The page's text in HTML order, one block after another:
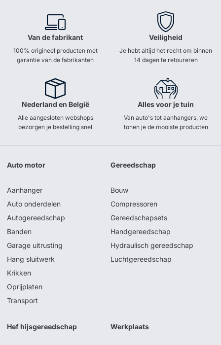
Van de fabrikant
100% origineel producten met
garantie van de fabrikanten
Veiligheid
Je hebt altijd het recht om binnen
14 dagen te retoureren
Nederland en België
Alle aangesloten webshops
bezorgen je bestelling snel
Alles voor je tuin
Van auto's tot aanhangers, we
tonen je de mooiste producten
Auto motor
Aanhanger
Auto onderdelen
Autogereedschap
Banden
Garage uitrusting
Hang sluitwerk
Krikken
Oprijplaten
Transport
Gereedschap
Bouw
Compressoren
Gereedschapsets
Handgereedschap
Hydraulisch gereedschap
Luchtgereedschap
Hef hijsgereedschap Werkplaats